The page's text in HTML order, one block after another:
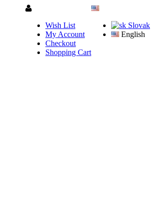
Slovak
English
Wish List
My Account
Checkout
Shopping Cart